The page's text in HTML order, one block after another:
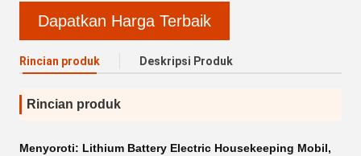
Dapatkan Harga Terbaik
Rincian produk Deskripsi Produk
Rincian produk
Menyoroti: Lithium Battery Electric Housekeeping Mobil,